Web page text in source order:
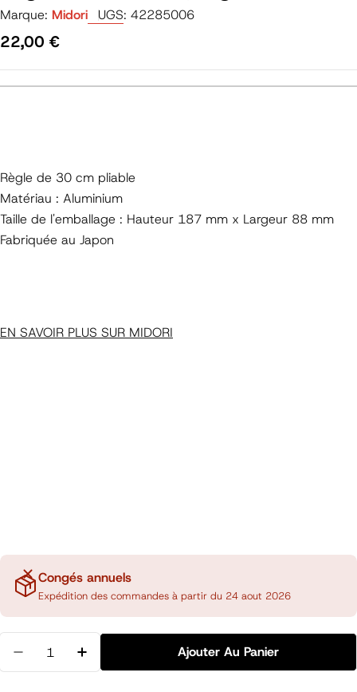
Marque: Midori UGS: 42285006
Prix
régulier
22,00 €
Règle de 30 cm pliable
Matériau : Aluminium
Taille de l'emballage : Hauteur 187 mm x Largeur 88 mm
Fabriquée au Japon
EN SAVOIR PLUS SUR MIDORI
Congés annuels
Expédition des commandes à partir du 24 aout 2026
Diminuer La Quantité Pour Règle Pliable 30cm,
Augmenter La Quantité Pour Règle
Ajouter Au Panier